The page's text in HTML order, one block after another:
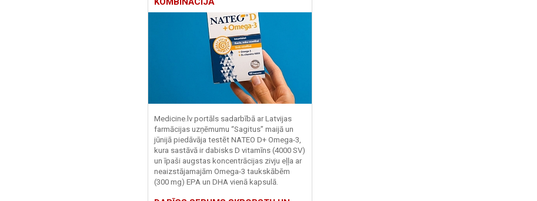
Medicine.lv portāls sadarbībā ar Latvijas
farmācijas uzņēmumu “Sagitus” maijā un
jūnijā piedāvāja testēt NATEO D+ Omega-3,
kura sastāvā ir dabisks D vitamīns (4000 SV)
un īpaši augstas koncentrācijas zivju eļļa ar
neaizstājamajām Omega-3 taukskābēm
(300 mg) EPA un DHA vienā kapsulā.